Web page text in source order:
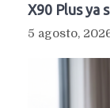
X90 Plus ya
5 agosto,